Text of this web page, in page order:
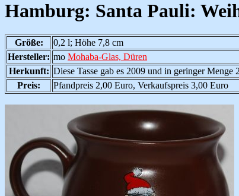
Hamburg: Santa Pauli:
Größe:
0,2 l; Höhe 7,8 cm
Hersteller: mo Mohaba-Glas, Düren
Herkunft: Diese Tasse gab es 2009 und in geringer
Preis:
Pfandpreis 2,00 Euro, Verkaufspreis 3,00 Euro